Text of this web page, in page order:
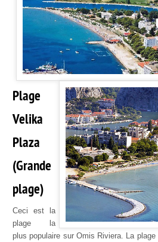
Plage
Velika
Plaza
(Grande
plage)
Ceci est la
plage la
plus populaire sur Omis Riviera. La